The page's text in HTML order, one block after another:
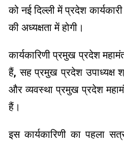
को नई दिल्ली में प्रदेश
की अध्यक्षता में होगी।
कार्यकारिणी प्रमुख प्रदेश
हैं, सह प्रमुख प्रदेश उपाध्यक्ष
और व्यवस्था प्रमुख प्रदेश
हैं।
इस कार्यकारिणी का पहला